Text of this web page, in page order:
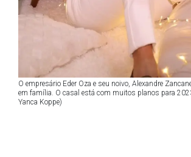
O empresário Eder Oza e seu noivo, Alexandre
em família. O casal está com muitos planos para
Yanca Koppe)